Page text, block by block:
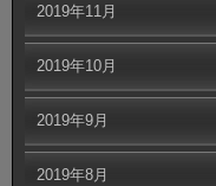
2019年11月
2019年10月
2019年9月
2019年8月